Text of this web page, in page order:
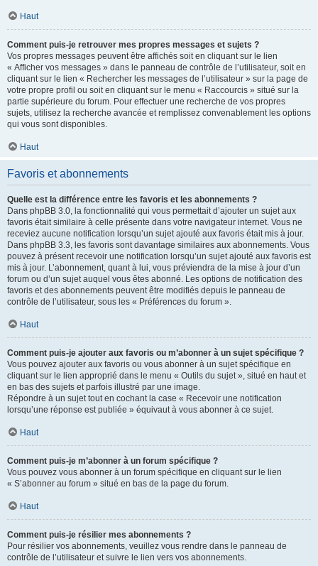
Haut
Comment puis-je retrouver mes propres messages et sujets ?
Vos propres messages peuvent être affichés soit en cliquant sur le lien
« Afficher vos messages » dans le panneau de contrôle de l’utilisateur, soit en
cliquant sur le lien « Rechercher les messages de l’utilisateur » sur la page de
votre propre profil ou soit en cliquant sur le menu « Raccourcis » situé sur la
partie supérieure du forum. Pour effectuer une recherche de vos propres
sujets, utilisez la recherche avancée et remplissez convenablement les options
qui vous sont disponibles.
Haut
Favoris et abonnements
Quelle est la différence entre les favoris et les abonnements ?
Dans phpBB 3.0, la fonctionnalité qui vous permettait d’ajouter un sujet aux
favoris était similaire à celle présente dans votre navigateur internet. Vous ne
receviez aucune notification lorsqu’un sujet ajouté aux favoris était mis à jour.
Dans phpBB 3.3, les favoris sont davantage similaires aux abonnements. Vous
pouvez à présent recevoir une notification lorsqu’un sujet ajouté aux favoris est
mis à jour. L’abonnement, quant à lui, vous préviendra de la mise à jour d’un
forum ou d’un sujet auquel vous êtes abonné. Les options de notification des
favoris et des abonnements peuvent être modifiés depuis le panneau de
contrôle de l’utilisateur, sous les « Préférences du forum ».
Haut
Comment puis-je ajouter aux favoris ou m’abonner à un sujet spécifique ?
Vous pouvez ajouter aux favoris ou vous abonner à un sujet spécifique en
cliquant sur le lien approprié dans le menu « Outils du sujet », situé en haut et
en bas des sujets et parfois illustré par une image.
Répondre à un sujet tout en cochant la case « Recevoir une notification
lorsqu’une réponse est publiée » équivaut à vous abonner à ce sujet.
Haut
Comment puis-je m’abonner à un forum spécifique ?
Vous pouvez vous abonner à un forum spécifique en cliquant sur le lien
« S’abonner au forum » situé en bas de la page du forum.
Haut
Comment puis-je résilier mes abonnements ?
Pour résilier vos abonnements, veuillez vous rendre dans le panneau de
contrôle de l’utilisateur et suivre le lien vers vos abonnements.